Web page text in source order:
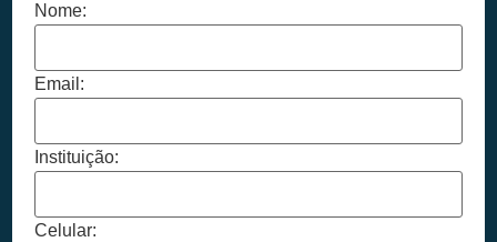
Nome:
Email:
Instituição:
Celular: